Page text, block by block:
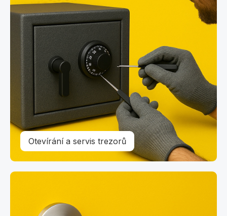
Otevírání a servis trezorů
Nouzové otevírání zámků